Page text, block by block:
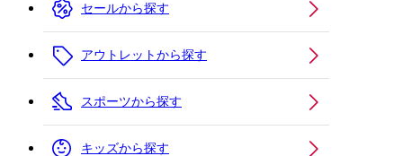
セールから探す
アウトレットから探す
スポーツから探す
キッズから探す